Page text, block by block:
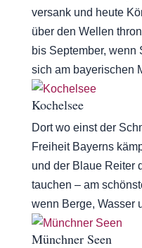
versank und heute
über den Wellen
bis September, wenn
sich am bayerischen
Kochelsee
Dort wo einst der
Freiheit Bayerns
und der Blaue Reiter
tauchen – am
wenn Berge, Wasser
Münchner Seen